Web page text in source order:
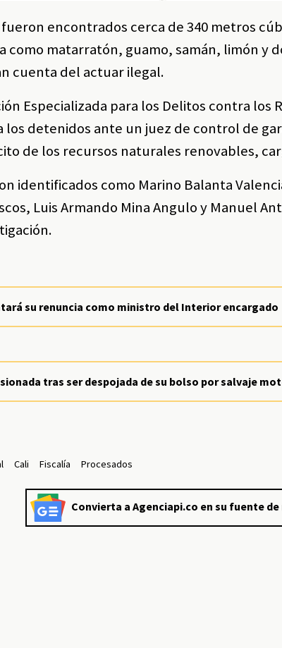
encontrados cerca de 340 metros
como matarratón, guamo, samán, limón y
cuenta del actuar ilegal.
Especializada para los Delitos contra los
los detenidos ante un juez de control de
de los recursos naturales renovables,
identificados como Marino Balanta
Luis Armando Mina Angulo y Manuel
su renuncia como ministro del Interior encargado
tras ser despojada de su bolso por salvaje
Cali Fiscalía Procesados
Convierta a Agenciapi.co en su fuente